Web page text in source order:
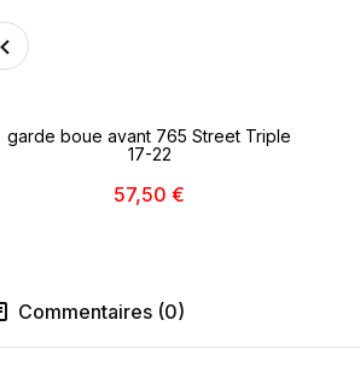
garde boue avant 765 Street Triple
17-22
57,50 €
Commentaires (0)